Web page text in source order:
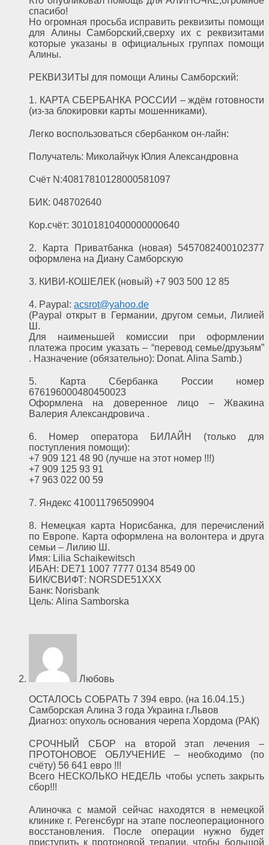
спасибо!
Но огромная просьба исправить реквизиты помощи
для Алины Самборский,сверху их с реквизитами
которые указаны в официальных группах помощи
Алины.
РЕКВИЗИТЫ для помощи Алины Самборский:
1. КАРТА СБЕРБАНКА РОССИИ – ждём готовности
(из-за блокировки карты мошенниками).
Легко воспользоваться сбербанком он-лайн:
Получатель: Миколайчук Юлия Александровна
Счёт N:40817810128000581097
БИК: 048702640
Кор.счёт: 30101810400000000640
2. Карта Приватбанка (новая) 5457082400102377
оформлена на Диану Самборскую
3. КИВИ-КОШЕЛЕК (новый) +7 903 500 12 85
4. Paypal: acsrot@yahoo.de
(Paypal открыт в Германии, другом семьи, Лилией
Ш.
Для наименьшей комиссии при оформлении
платежа просим указать – “перевод семье/друзьям”
. Назначение (обязательно): Donat. Alina Samb.)
5. Карта Сбербанка России номер
676196000480450023
Оформлена на доверенное лицо – Жвакина
Валерия Александровича .
6. Номер оператора БИЛАЙН (только для
поступления помощи):
+7 909 121 48 90 (лучше на этот номер !!!)
+7 909 125 93 91
+7 963 022 00 59
7. Яндекс 410011796509904
8. Немецкая карта Норисбанка, для перечислений
по Европе. Карта оформлена на волонтера и друга
семьи – Лилию Ш.
Имя: Lilia Schaikewitsch
ИБАН: DE71 1007 7777 0134 8549 00
БИК/СВИФТ: NORSDE51XXX
Банк: Norisbank
Цель: Alina Samborska
Любовь
ОСТАЛОСЬ СОБРАТЬ 7 394 евро. (на 16.04.15.)
Самборская Алина 3 года Украина г.Львов
Диагноз: опухоль основания черепа Хордома (РАК)
СРОЧНЫЙ СБОР на второй этап лечения –
ПРОТОНОВОЕ ОБЛУЧЕНИЕ – необходимо (по
счёту) 56 641 евро !!!
Всего НЕСКОЛЬКО НЕДЕЛЬ чтобы успеть закрыть
сбор!!!
Алиночка с мамой сейчас находятся в немецкой
клинике г. Регенсбург на этапе послеоперационного
восстановления. После операции нужно будет
приступить к протоновой терапии, чтобы большой